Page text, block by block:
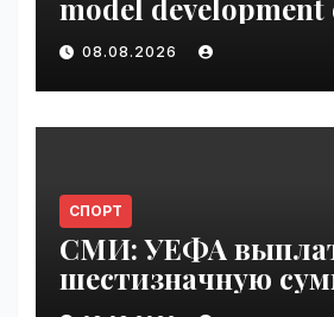
model development
security concerns |
08.08.2026
СПОРТ
СМИ: УЕФА
шестизначную
любовнице